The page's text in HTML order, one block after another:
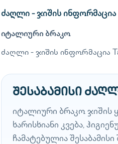
ძაღლი - ჯიშის ინფორმაცია
იტალიური ბრაკო
ძაღლი - ჯიშის ინფორმაცია
შესაბამისი
იტალიური ბრაკო ჯიშის
ხარისხიანი კვება,
ჩამატებულია